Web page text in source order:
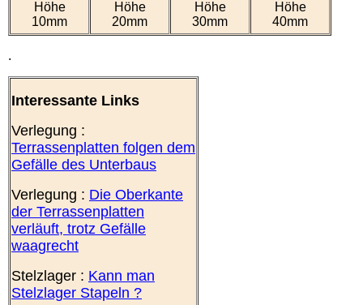
Höhe
10mm
Höhe
20mm
Höhe
30mm
Höhe
40mm
.
Interessante Links
Verlegung :
Terrassenplatten folgen dem
Gefälle des Unterbaus
Verlegung : Die Oberkante
der Terrassenplatten
verläuft, trotz Gefälle
waagrecht
Stelzlager : Kann man
Stelzlager Stapeln ?